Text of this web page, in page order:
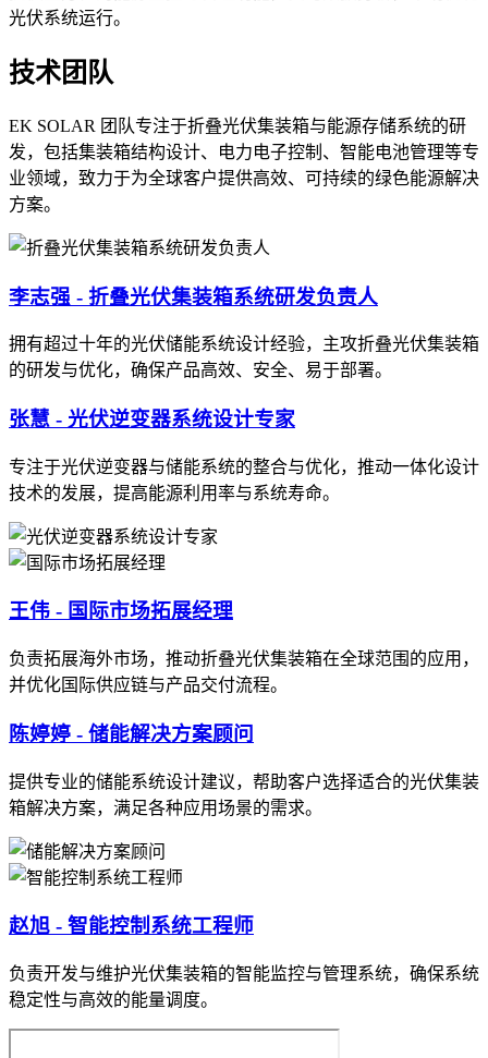
光伏系统运行。
技术团队
EK SOLAR 团队专注于折叠光伏集装箱与能源存储系统的研
发，包括集装箱结构设计、电力电子控制、智能电池管理等专
业领域，致力于为全球客户提供高效、可持续的绿色能源解决
方案。
李志强 - 折叠光伏集装箱系统研发负责人
拥有超过十年的光伏储能系统设计经验，主攻折叠光伏集装箱
的研发与优化，确保产品高效、安全、易于部署。
张慧 - 光伏逆变器系统设计专家
专注于光伏逆变器与储能系统的整合与优化，推动一体化设计
技术的发展，提高能源利用率与系统寿命。
王伟 - 国际市场拓展经理
负责拓展海外市场，推动折叠光伏集装箱在全球范围的应用，
并优化国际供应链与产品交付流程。
陈婷婷 - 储能解决方案顾问
提供专业的储能系统设计建议，帮助客户选择适合的光伏集装
箱解决方案，满足各种应用场景的需求。
赵旭 - 智能控制系统工程师
负责开发与维护光伏集装箱的智能监控与管理系统，确保系统
稳定性与高效的能量调度。